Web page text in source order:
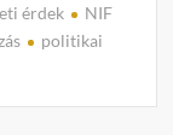
érdek
NIF
politikai